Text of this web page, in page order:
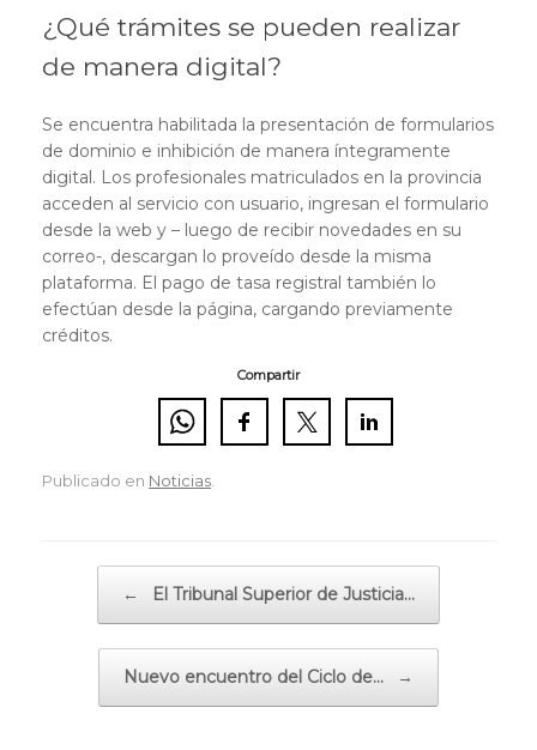
¿Qué trámites se pueden realizar
de manera digital?
Se encuentra habilitada la presentación de formularios
de dominio e inhibición de manera íntegramente
digital. Los profesionales matriculados en la provincia
acceden al servicio con usuario, ingresan el formulario
desde la web y – luego de recibir novedades en su
correo-, descargan lo proveído desde la misma
plataforma. El pago de tasa registral también lo
efectúan desde la página, cargando previamente
créditos.
Compartir
Publicado en Noticias
← El Tribunal Superior de Justicia…
Nuevo encuentro del Ciclo de… →